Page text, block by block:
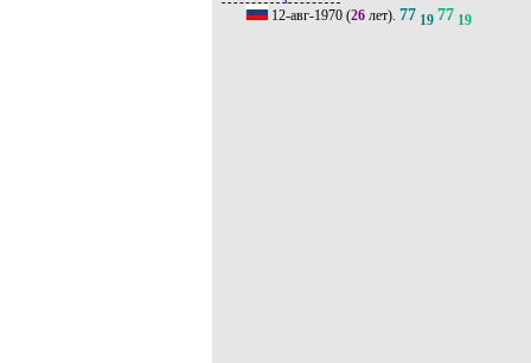
12-авг-1970(26лет). 77 19 77 19